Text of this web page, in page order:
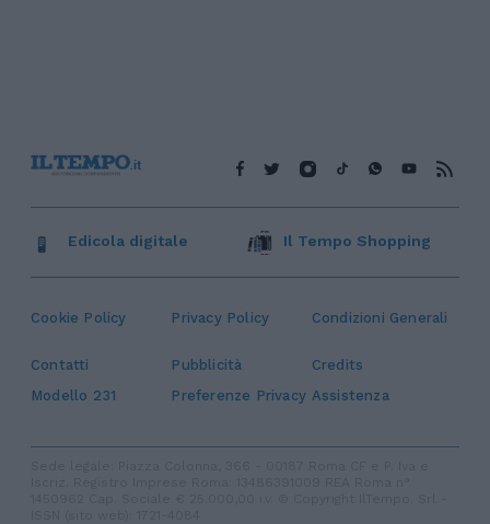
Cookie Policy Privacy Policy Condizioni Generali
Contatti Pubblicità
Credits
Modello 231
Preferenze Privacy Assistenza
Edicola digitale Il Tempo Shopping